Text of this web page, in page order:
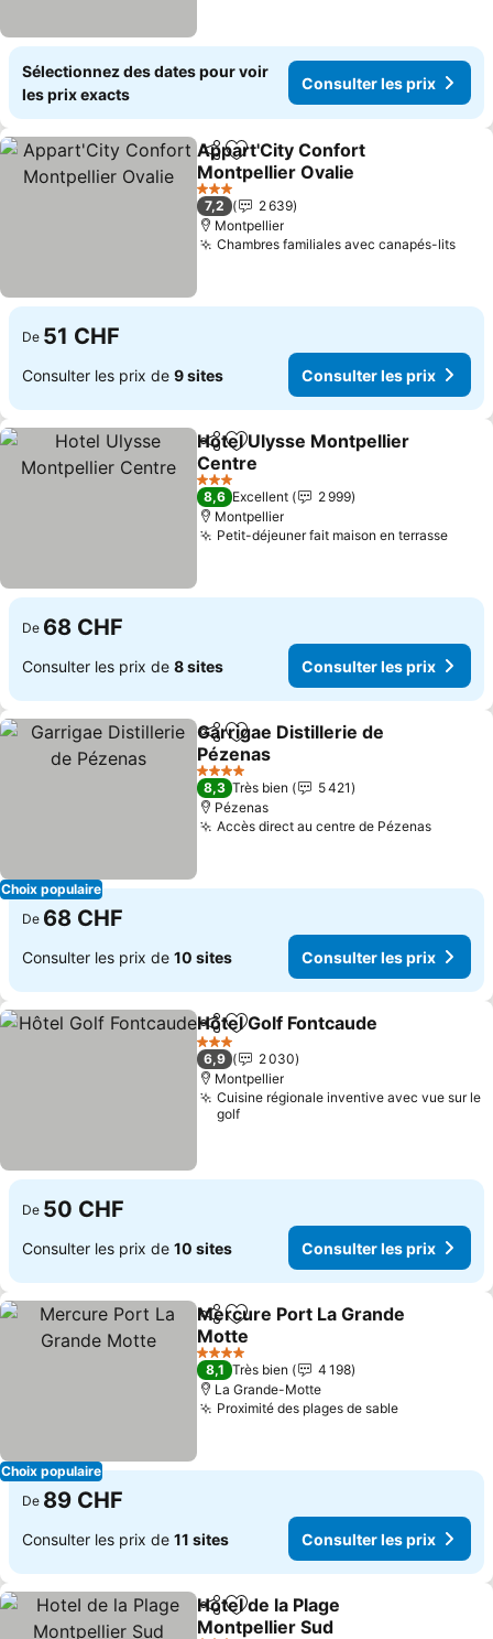
Sélectionnez des dates pour voir
les prix exacts
Consulter les prix
PartagerAjouter à mes favoris
Appart'City Confort
Montpellier Ovalie
Consulter les prix
3 Étoiles
7,2
2 639
Montpellier
Chambres familiales avec canapés-lits
De 51 CHF
Consulter les prix de 9 sites Consulter les prix
PartagerAjouter à mes favoris
Hotel Ulysse Montpellier
Centre
Consulter les prix
3 Étoiles
8,6 Excellent
2 999
Montpellier
Petit-déjeuner fait maison en terrasse
De 68 CHF
Consulter les prix de 8 sites Consulter les prix
Choix populaire
PartagerAjouter à mes favoris
Garrigae Distillerie de
Pézenas
Consulter les prix
4 Étoiles
8,3 Très bien
5 421
Pézenas
Accès direct au centre de Pézenas
De 68 CHF
Consulter les prix de 10 sites Consulter les prix
PartagerAjouter à mes favoris
Hôtel Golf Fontcaude
3 Étoiles
6,9
2 030
Montpellier
Cuisine régionale inventive avec vue sur le
golf
De 50 CHF
Consulter les prix de 10 sites Consulter les prix
Choix populaire
PartagerAjouter à mes favoris
Mercure Port La Grande
Motte
Consulter les prix
4 Étoiles
8,1 Très bien
4 198
La Grande-Motte
Proximité des plages de sableConsulter
De 89 CHF
Consulter les prix de 11 sites Consulter les prix
PartagerAjouter à mes favoris
HoteI de la Plage
Montpellier Sud